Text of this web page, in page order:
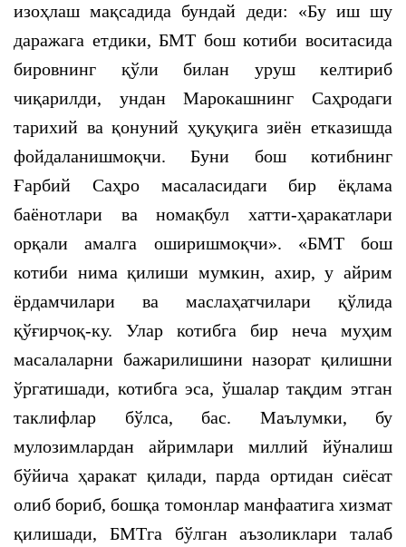
изоҳлаш мақсадида бундай деди: «Бу иш шу
даражага етдики, БМТ бош котиби воситасида
бировнинг қўли билан уруш келтириб
чиқарилди, ундан Марокашнинг Саҳродаги
тарихий ва қонуний ҳуқуқига зиён етказишда
фойдаланишмоқчи. Буни бош котибнинг
Ғарбий Саҳро масаласидаги бир ёқлама
баёнотлари ва номақбул хатти-ҳаракатлари
орқали амалга оширишмоқчи». «БМТ бош
котиби нима қилиши мумкин, ахир, у айрим
ёрдамчилари ва маслаҳатчилари қўлида
қўғирчоқ-ку. Улар котибга бир неча муҳим
масалаларни бажарилишини назорат қилишни
ўргатишади, котибга эса, ўшалар тақдим этган
таклифлар бўлса, бас. Маълумки, бу
мулозимлардан айримлари миллий йўналиш
бўйича ҳаракат қилади, парда ортидан сиёсат
олиб бориб, бошқа томонлар манфаатига хизмат
қилишади, БМТга бўлган аъзоликлари талаб